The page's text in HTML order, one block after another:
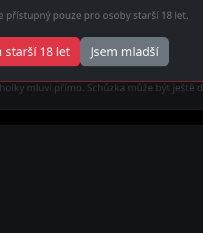
teď. Napiš jim a domluvte si rande ještě
mluví přímo. Schůzka může být ještě
přístupný pouze pro osoby starší 18 let.
starší 18 let Jsem mladší